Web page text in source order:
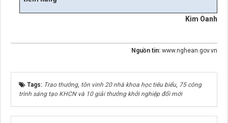
Kim Oanh
Nguồn tin: www.nghean.gov.vn
Tags: Trao thưởng, tôn vinh 20 nhà khoa học tiêu biểu, 75 công
trình sáng tạo KHCN và 10 giải thưởng khởi nghiệp đổi mới